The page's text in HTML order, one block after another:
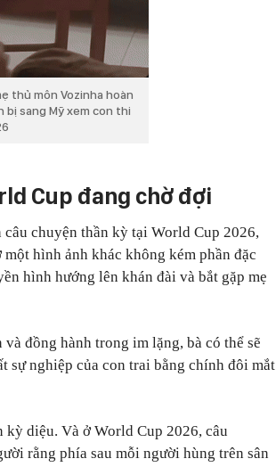
thủ môn Vozinha hoàn
bị sang Mỹ xem con thi
Cup đang chờ đợi
chuyện thần kỳ tại World Cup 2026,
hình ảnh khác không kém phần đặc
hình hướng lên khán đài và bắt gặp mẹ
đồng hành trong im lặng, bà có thể sẽ
sự nghiệp của con trai bằng chính đôi mắt
kỳ diệu. Và ở World Cup 2026, câu
rằng phía sau mỗi người hùng trên sân